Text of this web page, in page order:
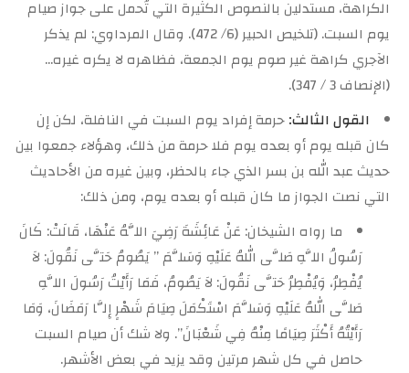
الكراهة، مستدلين بالنصوص الكثيرة التي تُحمل على جواز صيام
يوم السبت. (تلخيص الحبير (6/ 472). وقال المرداوي: لم يذكر
الآجري كراهة غير صوم يوم الجمعة، فظاهره لا يكره غيره…
(الإنصاف 3 / 347).
القول الثالث:حرمة إفراد يوم السبت في النافلة، لكن إن
كان قبله يوم أو بعده يوم فلا حرمة من ذلك، وهؤلاء جمعوا بين
حديث عبد الله بن بسر الذي جاء بالحظر، وبين غيره من الأحاديث
التي نصت الجواز ما كان قبله أو بعده يوم، ومن ذلك:
ما رواه الشيخان: عَنْ عَائِشَةَ رَضِيَ اللَّهُ عَنْهَا، قَالَتْ: كَانَ
رَسُولُ اللَّهِ صَلَّى اللهُ عَلَيْهِ وَسَلَّمَ ” يَصُومُ حَتَّى نَقُولَ: لاَ
يُفْطِرُ، وَيُفْطِرُ حَتَّى نَقُولَ: لاَ يَصُومُ، فَمَا رَأَيْتُ رَسُولَ اللَّهِ
صَلَّى اللهُ عَلَيْهِ وَسَلَّمَ اسْتَكْمَلَ صِيَامَ شَهْرٍ إِلَّا رَمَضَانَ، وَمَا
رَأَيْتُهُ أَكْثَرَ صِيَامًا مِنْهُ فِي شَعْبَانَ”. ولا شك أن صيام السبت
حاصل في كل شهر مرتين وقد يزيد في بعض الأشهر.